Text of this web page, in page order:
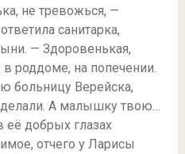
не тревожься, —
санитарка,
— Здоровенькая,
роддоме, на попечении.
больницу Верейска,
делали. А малышку твою…
её добрых глазах
отчего у Ларисы